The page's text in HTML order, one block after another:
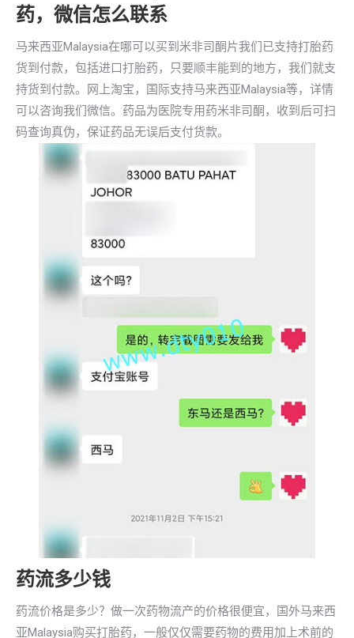
药，微信怎么联系
马来西亚Malaysia在哪可以买到米非司酮片我们已支持打胎药
货到付款，包括进口打胎药，只要顺丰能到的地方，我们就支
持货到付款。网上淘宝，国际支持马来西亚Malaysia等，详情
可以咨询我们微信。药品为医院专用药米非司酮，收到后可扫
码查询真伪，保证药品无误后支付货款。
药流多少钱
药流价格是多少？做一次药物流产的价格很便宜，国外马来西
亚Malaysia购买打胎药，一般仅仅需要药物的费用加上术前的